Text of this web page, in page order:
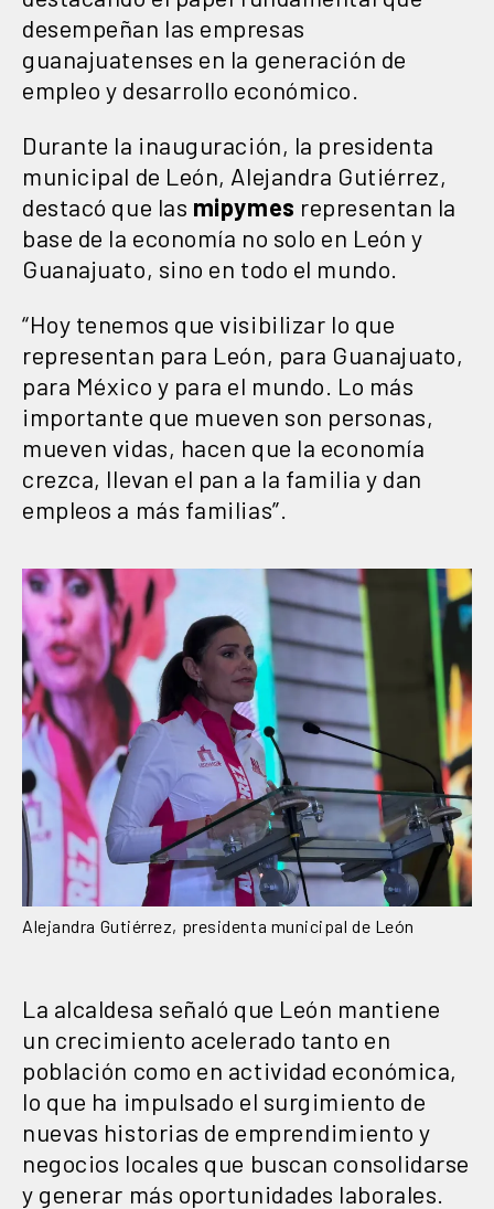
desempeñan las empresas
guanajuatenses en la generación de
empleo y desarrollo económico.
Durante la inauguración, la presidenta
municipal de León, Alejandra Gutiérrez,
destacó que las mipymes representan la
base de la economía no solo en León y
Guanajuato, sino en todo el mundo.
“Hoy tenemos que visibilizar lo que
representan para León, para Guanajuato,
para México y para el mundo. Lo más
importante que mueven son personas,
mueven vidas, hacen que la economía
crezca, llevan el pan a la familia y dan
empleos a más familias”.
Alejandra Gutiérrez, presidenta municipal de León
La alcaldesa señaló que León mantiene
un crecimiento acelerado tanto en
población como en actividad económica,
lo que ha impulsado el surgimiento de
nuevas historias de emprendimiento y
negocios locales que buscan consolidarse
y generar más oportunidades laborales.